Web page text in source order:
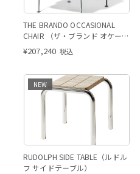
THE BRANDO OCCASIONAL
CHAIR （ザ・ブランド オケージ
ョナルチェア）
¥207,240 税込
NEW
RUDOLPH SIDE TABLE（ルドル
フ サイドテーブル）